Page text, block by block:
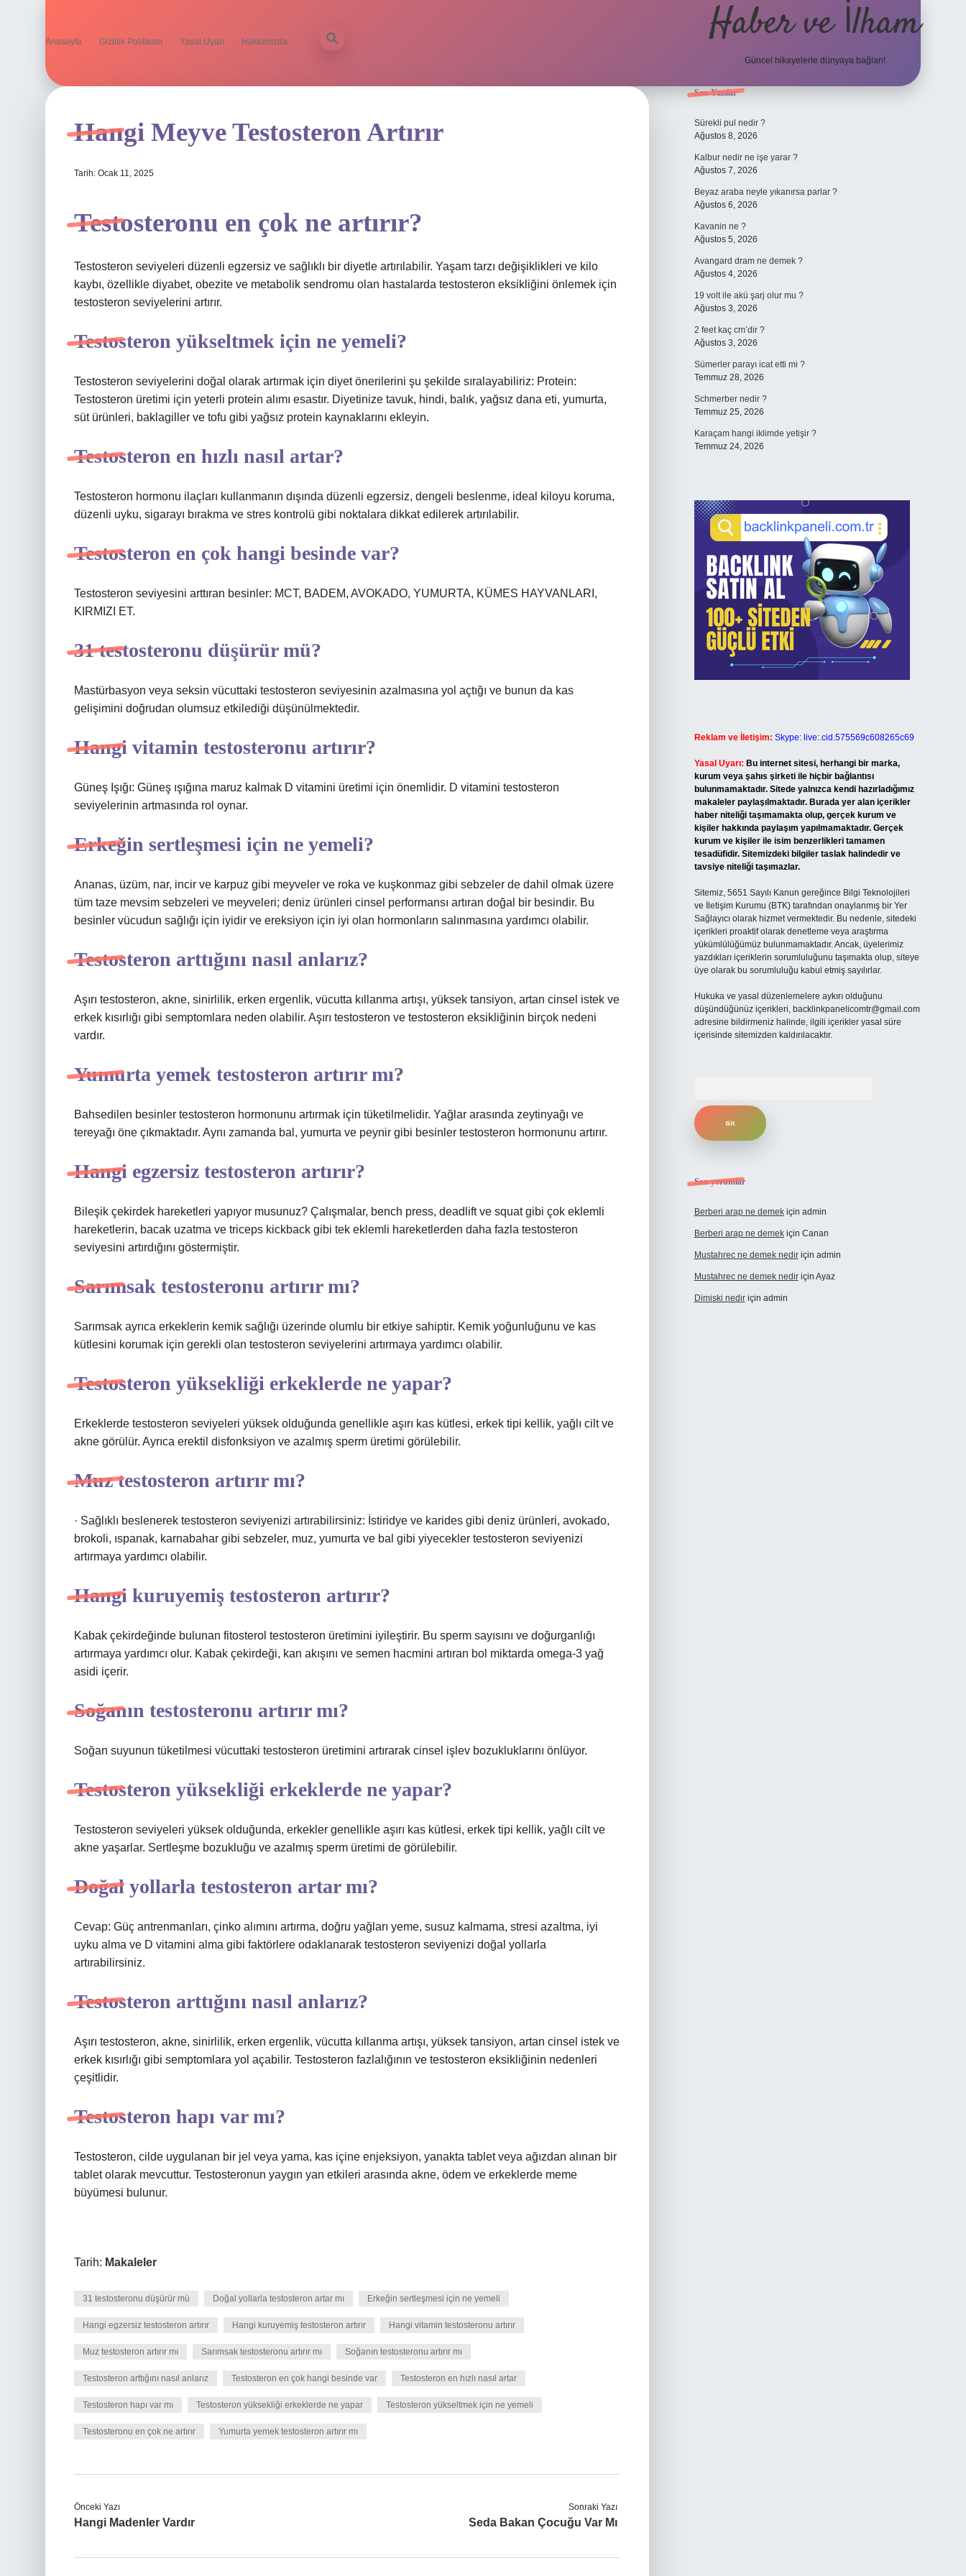
Anasayfa Gizlilik Politikası Yasal Uyarı Hakkımızda Haber ve İlham
Güncel hikayelerle dünyaya bağlan!
Hangi Meyve Testosteron Artırır
Tarih: Ocak 11, 2025
Testosteronu en çok ne artırır?
Testosteron seviyeleri düzenli egzersiz ve sağlıklı bir diyetle artırılabilir. Yaşam tarzı değişiklikleri ve kilo
kaybı, özellikle diyabet, obezite ve metabolik sendromu olan hastalarda testosteron eksikliğini önlemek için
testosteron seviyelerini artırır.
Testosteron yükseltmek için ne yemeli?
Testosteron seviyelerini doğal olarak artırmak için diyet önerilerini şu şekilde sıralayabiliriz: Protein:
Testosteron üretimi için yeterli protein alımı esastır. Diyetinize tavuk, hindi, balık, yağsız dana eti, yumurta,
süt ürünleri, baklagiller ve tofu gibi yağsız protein kaynaklarını ekleyin.
Testosteron en hızlı nasıl artar?
Testosteron hormonu ilaçları kullanmanın dışında düzenli egzersiz, dengeli beslenme, ideal kiloyu koruma,
düzenli uyku, sigarayı bırakma ve stres kontrolü gibi noktalara dikkat edilerek artırılabilir.
Testosteron en çok hangi besinde var?
Testosteron seviyesini arttıran besinler: MCT, BADEM, AVOKADO, YUMURTA, KÜMES HAYVANLARI,
KIRMIZI ET.
31 testosteronu düşürür mü?
Mastürbasyon veya seksin vücuttaki testosteron seviyesinin azalmasına yol açtığı ve bunun da kas
gelişimini doğrudan olumsuz etkilediği düşünülmektedir.
Hangi vitamin testosteronu artırır?
Güneş Işığı: Güneş ışığına maruz kalmak D vitamini üretimi için önemlidir. D vitamini testosteron
seviyelerinin artmasında rol oynar.
Erkeğin sertleşmesi için ne yemeli?
Ananas, üzüm, nar, incir ve karpuz gibi meyveler ve roka ve kuşkonmaz gibi sebzeler de dahil olmak üzere
tüm taze mevsim sebzeleri ve meyveleri; deniz ürünleri cinsel performansı artıran doğal bir besindir. Bu
besinler vücudun sağlığı için iyidir ve ereksiyon için iyi olan hormonların salınmasına yardımcı olabilir.
Testosteron arttığını nasıl anlarız?
Aşırı testosteron, akne, sinirlilik, erken ergenlik, vücutta kıllanma artışı, yüksek tansiyon, artan cinsel istek ve
erkek kısırlığı gibi semptomlara neden olabilir. Aşırı testosteron ve testosteron eksikliğinin birçok nedeni
vardır.
Yumurta yemek testosteron artırır mı?
Bahsedilen besinler testosteron hormonunu artırmak için tüketilmelidir. Yağlar arasında zeytinyağı ve
tereyağı öne çıkmaktadır. Aynı zamanda bal, yumurta ve peynir gibi besinler testosteron hormonunu artırır.
Hangi egzersiz testosteron artırır?
Bileşik çekirdek hareketleri yapıyor musunuz? Çalışmalar, bench press, deadlift ve squat gibi çok eklemli
hareketlerin, bacak uzatma ve triceps kickback gibi tek eklemli hareketlerden daha fazla testosteron
seviyesini artırdığını göstermiştir.
Sarımsak testosteronu artırır mı?
Sarımsak ayrıca erkeklerin kemik sağlığı üzerinde olumlu bir etkiye sahiptir. Kemik yoğunluğunu ve kas
kütlesini korumak için gerekli olan testosteron seviyelerini artırmaya yardımcı olabilir.
Testosteron yüksekliği erkeklerde ne yapar?
Erkeklerde testosteron seviyeleri yüksek olduğunda genellikle aşırı kas kütlesi, erkek tipi kellik, yağlı cilt ve
akne görülür. Ayrıca erektil disfonksiyon ve azalmış sperm üretimi görülebilir.
Muz testosteron artırır mı?
· Sağlıklı beslenerek testosteron seviyenizi artırabilirsiniz: İstiridye ve karides gibi deniz ürünleri, avokado,
brokoli, ıspanak, karnabahar gibi sebzeler, muz, yumurta ve bal gibi yiyecekler testosteron seviyenizi
artırmaya yardımcı olabilir.
Hangi kuruyemiş testosteron artırır?
Kabak çekirdeğinde bulunan fitosterol testosteron üretimini iyileştirir. Bu sperm sayısını ve doğurganlığı
artırmaya yardımcı olur. Kabak çekirdeği, kan akışını ve semen hacmini artıran bol miktarda omega-3 yağ
asidi içerir.
Soğanın testosteronu artırır mı?
Soğan suyunun tüketilmesi vücuttaki testosteron üretimini artırarak cinsel işlev bozukluklarını önlüyor.
Testosteron yüksekliği erkeklerde ne yapar?
Testosteron seviyeleri yüksek olduğunda, erkekler genellikle aşırı kas kütlesi, erkek tipi kellik, yağlı cilt ve
akne yaşarlar. Sertleşme bozukluğu ve azalmış sperm üretimi de görülebilir.
Doğal yollarla testosteron artar mı?
Cevap: Güç antrenmanları, çinko alımını artırma, doğru yağları yeme, susuz kalmama, stresi azaltma, iyi
uyku alma ve D vitamini alma gibi faktörlere odaklanarak testosteron seviyenizi doğal yollarla
artırabilirsiniz.
Testosteron arttığını nasıl anlarız?
Aşırı testosteron, akne, sinirlilik, erken ergenlik, vücutta kıllanma artışı, yüksek tansiyon, artan cinsel istek ve
erkek kısırlığı gibi semptomlara yol açabilir. Testosteron fazlalığının ve testosteron eksikliğinin nedenleri
çeşitlidir.
Testosteron hapı var mı?
Testosteron, cilde uygulanan bir jel veya yama, kas içine enjeksiyon, yanakta tablet veya ağızdan alınan bir
tablet olarak mevcuttur. Testosteronun yaygın yan etkileri arasında akne, ödem ve erkeklerde meme
büyümesi bulunur.
Tarih: Makaleler
31 testosteronu düşürür mü Doğal yollarla testosteron artar mı Erkeğin sertleşmesi için ne yemeli
Hangi egzersiz testosteron artırır Hangi kuruyemiş testosteron artırır Hangi vitamin testosteronu artırır
Muz testosteron artırır mı Sarımsak testosteronu artırır mı Soğanın testosteronu artırır mı
Testosteron arttığını nasıl anlarız Testosteron en çok hangi besinde var Testosteron en hızlı nasıl artar
Testosteron hapı var mı Testosteron yüksekliği erkeklerde ne yapar Testosteron yükseltmek için ne yemeli
Testosteronu en çok ne artırır Yumurta yemek testosteron artırır mı
Önceki Yazı
Hangi Madenler Vardır
Sonraki Yazı
Seda Bakan Çocuğu Var Mı
Sidebar
Son Yazılar
Sürekli pul nedir ?
Ağustos 8, 2026
Kalbur nedir ne işe yarar ?
Ağustos 7, 2026
Beyaz araba neyle yıkanırsa parlar ?
Ağustos 6, 2026
Kavanin ne ?
Ağustos 5, 2026
Avangard dram ne demek ?
Ağustos 4, 2026
19 volt ile akü şarj olur mu ?
Ağustos 3, 2026
2 feet kaç cm’dir ?
Ağustos 3, 2026
Sümerler parayı icat etti mi ?
Temmuz 28, 2026
Schmerber nedir ?
Temmuz 25, 2026
Karaçam hangi iklimde yetişir ?
Temmuz 24, 2026
Reklam ve İletişim: Skype: live:.cid.575569c608265c69
Yasal Uyarı: Bu internet sitesi, herhangi bir marka,
kurum veya şahıs şirketi ile hiçbir bağlantısı
bulunmamaktadır. Sitede yalnızca kendi hazırladığımız
makaleler paylaşılmaktadır. Burada yer alan içerikler
haber niteliği taşımamakta olup, gerçek kurum ve
kişiler hakkında paylaşım yapılmamaktadır. Gerçek
kurum ve kişiler ile isim benzerlikleri tamamen
tesadüfidir. Sitemizdeki bilgiler taslak halindedir ve
tavsiye niteliği taşımazlar.
Sitemiz, 5651 Sayılı Kanun gereğince Bilgi Teknolojileri
ve İletişim Kurumu (BTK) tarafından onaylanmış bir Yer
Sağlayıcı olarak hizmet vermektedir. Bu nedenle, sitedeki
içerikleri proaktif olarak denetleme veya araştırma
yükümlülüğümüz bulunmamaktadır. Ancak, üyelerimiz
yazdıkları içeriklerin sorumluluğunu taşımakta olup, siteye
üye olarak bu sorumluluğu kabul etmiş sayılırlar.
Hukuka ve yasal düzenlemelere aykırı olduğunu
düşündüğünüz içerikleri, backlinkpanelicomtr@gmail.com
adresine bildirmeniz halinde, ilgili içerikler yasal süre
içerisinde sitemizden kaldırılacaktır.
Son yorumlar
Berberi arap ne demekiçin admin
Berberi arap ne demekiçin Canan
Mustahrec ne demek nediriçin admin
Mustahrec ne demek nediriçin Ayaz
Dimiski nediriçin admin